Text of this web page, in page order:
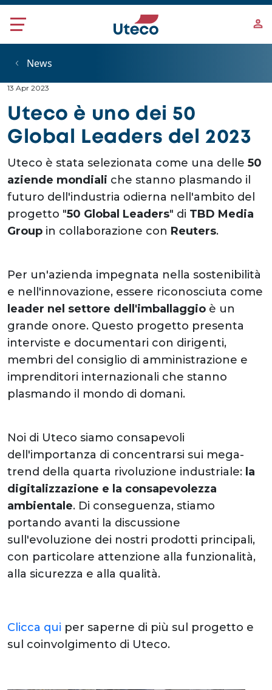
Salta al contenuto principale
News
13 Apr 2023
Uteco è uno dei 50
Global Leaders del 2023
Uteco è stata selezionata come una delle 50
aziende mondiali che stanno plasmando il
futuro dell'industria odierna nell'ambito del
progetto "50 Global Leaders" di TBD Media
Group in collaborazione con Reuters.
Per un'azienda impegnata nella sostenibilità
e nell'innovazione, essere riconosciuta come
leader nel settore dell'imballaggio è un
grande onore. Questo progetto presenta
interviste e documentari con dirigenti,
membri del consiglio di amministrazione e
imprenditori internazionali che stanno
plasmando il mondo di domani.
Noi di Uteco siamo consapevoli
dell'importanza di concentrarsi sui mega-
trend della quarta rivoluzione industriale: la
digitalizzazione e la consapevolezza
ambientale. Di conseguenza, stiamo
portando avanti la discussione
sull'evoluzione dei nostri prodotti principali,
con particolare attenzione alla funzionalità,
alla sicurezza e alla qualità.
Clicca qui per saperne di più sul progetto e
sul coinvolgimento di Uteco.